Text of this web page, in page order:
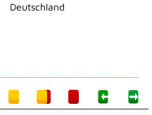
Deutschland